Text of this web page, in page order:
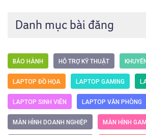
Danh mục bài đăng
BẢO HÀNH HỖ TRỢ KỸ THUẬT
LAPTOP ĐỒ HỌA LAPTOP GAMING
LAPTOP SINH VIÊN LAPTOP VĂN PHÒNG
MÀN HÌNH DOANH NGHIỆP MÀN HÌNH